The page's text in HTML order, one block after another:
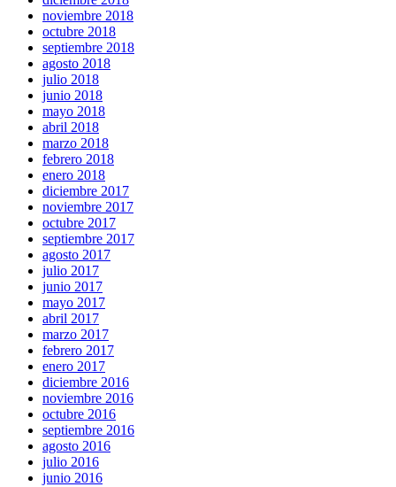
noviembre 2018
octubre 2018
septiembre 2018
agosto 2018
julio 2018
junio 2018
mayo 2018
abril 2018
marzo 2018
febrero 2018
enero 2018
diciembre 2017
noviembre 2017
octubre 2017
septiembre 2017
agosto 2017
julio 2017
junio 2017
mayo 2017
abril 2017
marzo 2017
febrero 2017
enero 2017
diciembre 2016
noviembre 2016
octubre 2016
septiembre 2016
agosto 2016
julio 2016
junio 2016